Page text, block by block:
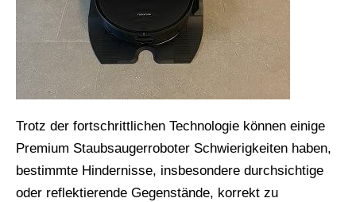
Trotz der fortschrittlichen Technologie können einige
Premium Staubsaugerroboter Schwierigkeiten haben,
bestimmte Hindernisse, insbesondere durchsichtige
oder reflektierende Gegenstände, korrekt zu